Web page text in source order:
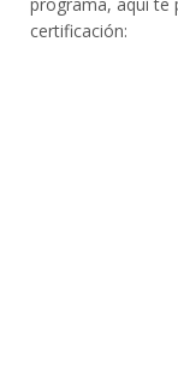
certificación: